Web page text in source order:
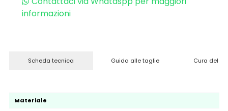
informazioni
Scheda tecnica Guida alle taglie Cura del
Materiale